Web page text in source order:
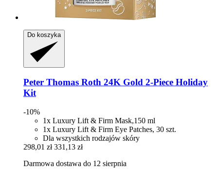
Do koszyka
Peter Thomas Roth 24K Gold 2-​Piece Holiday
Kit
-10%
1x Luxury Lift & Firm Mask,150 ml
1x Luxury Lift & Firm Eye Patches, 30 szt.
Dla wszystkich rodzajów skóry
298,01 zł 331,13 zł
Darmowa dostawa do 12 sierpnia